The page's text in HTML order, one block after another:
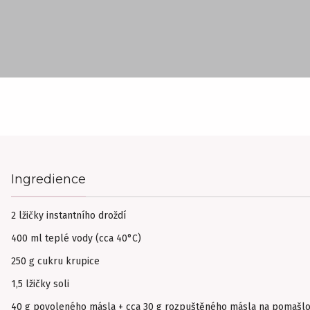
Ingredience
2 lžičky instantního droždí
400 ml teplé vody (cca 40°C)
250 g cukru krupice
1,5 lžičky soli
40 g povoleného másla + cca 30 g rozpuštěného másla na